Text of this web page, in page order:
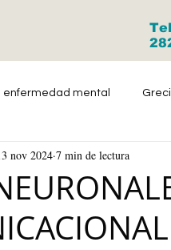
enfermedad mental
Suicidio
Maribel Gámez
nov 2024 7 min de lectura